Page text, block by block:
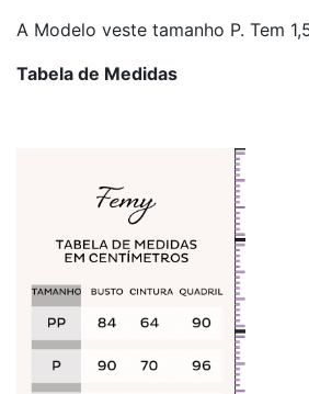
A Modelo veste tamanho P. Tem
Tabela de Medidas